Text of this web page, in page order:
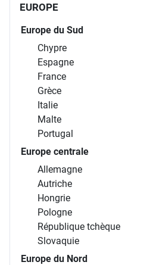
EUROPE
Europe du Sud
Chypre
Espagne
France
Grèce
Italie
Malte
Portugal
Europe centrale
Allemagne
Autriche
Hongrie
Pologne
République tchèque
Slovaquie
Europe du Nord